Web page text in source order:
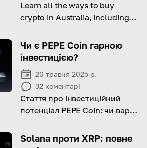
Learn all the ways to buy
crypto in Australia, including
and a step-by-step guide to do
it.
Чи є PEPE Coin гарною
інвестицією?
20 травня 2025 р.
32 коментарі
Стаття про інвестиційний
потенціал PEPE Coin: чи варто
історія цін та які ризики він
Solana проти XRP: повне